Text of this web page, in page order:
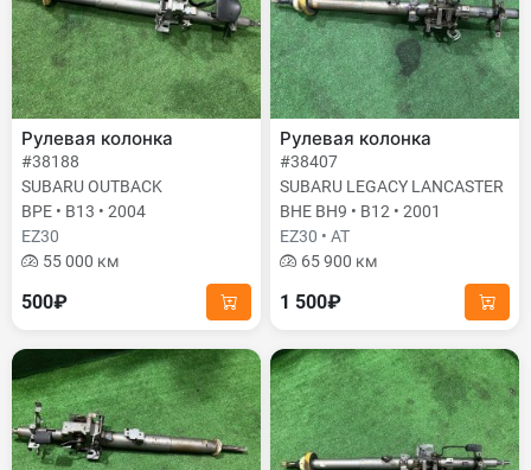
Рулевая колонка
#38188
SUBARU OUTBACK
BPE • B13 • 2004
EZ30
55 000 км
500₽
Рулевая колонка
#38407
SUBARU LEGACY LANCASTER
BHE BH9 • B12 • 2001
EZ30 • AT
65 900 км
1 500₽